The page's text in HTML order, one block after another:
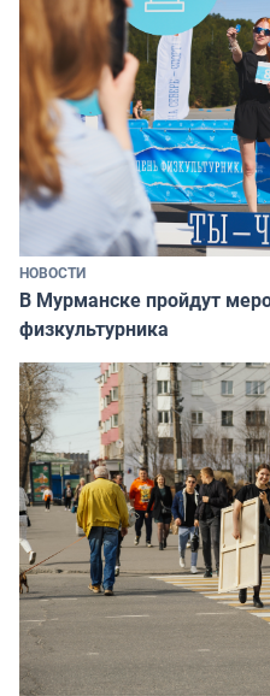
НОВОСТИ
В Мурманске пройдут
физкультурника